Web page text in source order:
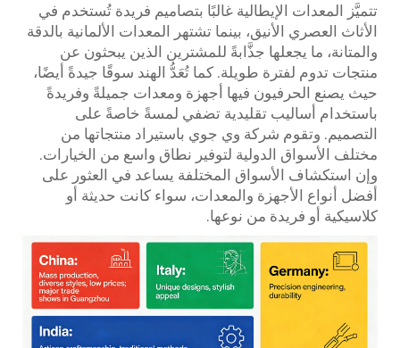
تتميَّز المعدات الإيطالية غالبًا بتصاميم فريدة تُستخدم في
الأثاث العصري الأنيق، بينما تشتهر المعدات الألمانية بالدقة
والمتانة، ما يجعلها جذَّابةً للمشترين الذين يبحثون عن
منتجات تدوم لفترة طويلة. كما تُعَدُّ الهند سوقًا جيدةً أيضًا،
حيث يصنع الحرفيون فيها أجهزة ومعدات جميلةً وفريدةً
باستخدام أساليب تقليدية تضفي لمسةً خاصةً على
التصميم. وتقوم شركة وي جوي باستيراد منتجاتها من
مختلف الأسواق الدولية لتوفير نطاق واسع من الخيارات.
وإن استكشاف الأسواق المختلفة يساعد في العثور على
أفضل أنواع الأجهزة والمعدات، سواء كانت حديثة أو
كلاسيكية أو فريدة من نوعها.